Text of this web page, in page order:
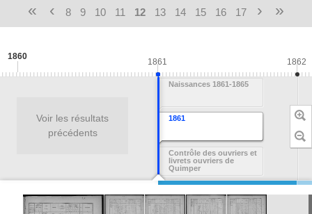
« ‹ 8 9 10 11 12 13 14 15 16 17 › »
1861
Contrôle des ouvriers et
livrets ouvriers de
Quimper
Naissances 1861-1865
1860
1861 1862
Voir les résultats
précédents